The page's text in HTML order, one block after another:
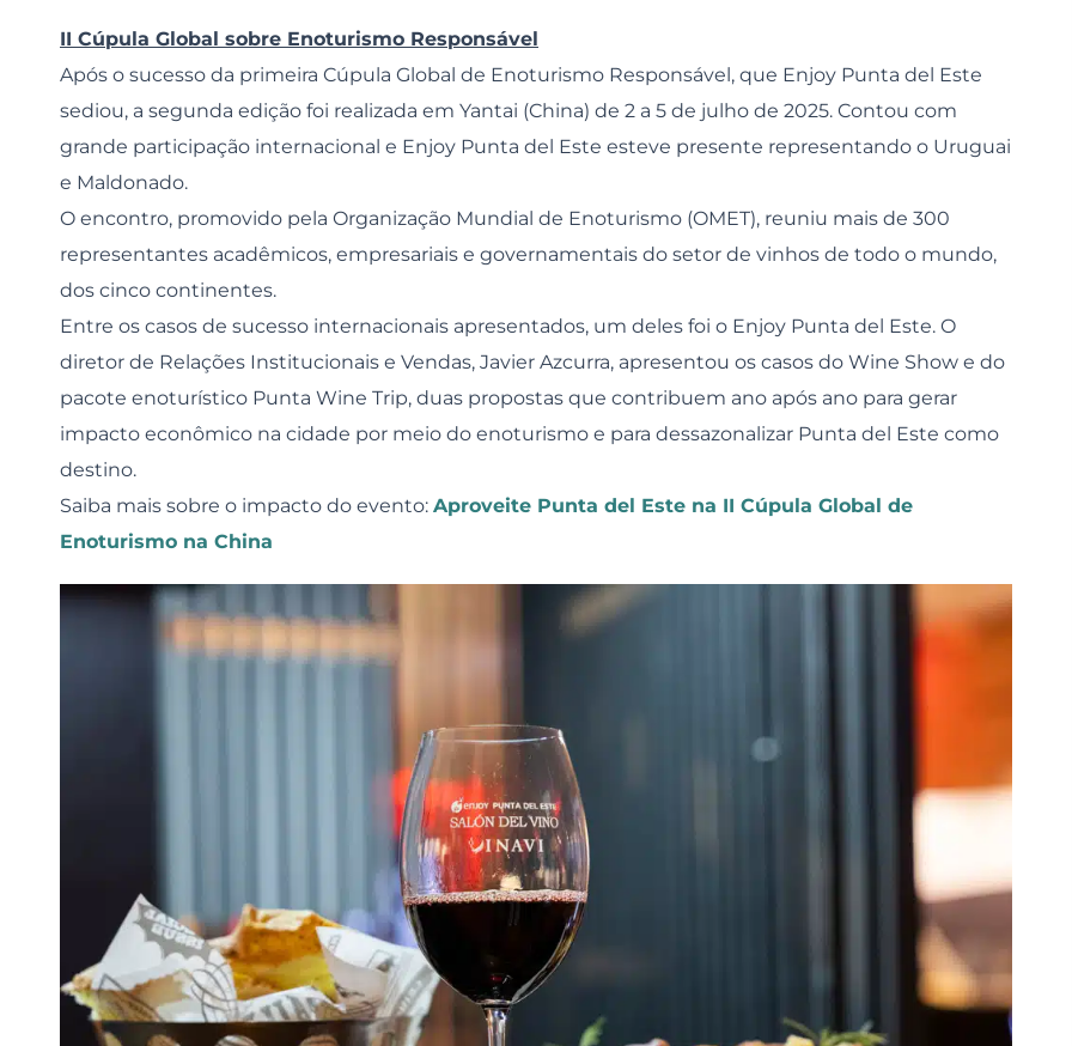
II Cúpula Global sobre Enoturismo Responsável
Após o sucesso da primeira Cúpula Global de Enoturismo Responsável, que Enjoy Punta del Este
sediou, a segunda edição foi realizada em Yantai (China) de 2 a 5 de julho de 2025. Contou com
grande participação internacional e Enjoy Punta del Este esteve presente representando o Uruguai
e Maldonado.
O encontro, promovido pela Organização Mundial de Enoturismo (OMET), reuniu mais de 300
representantes acadêmicos, empresariais e governamentais do setor de vinhos de todo o mundo,
dos cinco continentes.
Entre os casos de sucesso internacionais apresentados, um deles foi o Enjoy Punta del Este. O
diretor de Relações Institucionais e Vendas, Javier Azcurra, apresentou os casos do Wine Show e do
pacote enoturístico Punta Wine Trip, duas propostas que contribuem ano após ano para gerar
impacto econômico na cidade por meio do enoturismo e para dessazonalizar Punta del Este como
destino.
Saiba mais sobre o impacto do evento: Aproveite Punta del Este na II Cúpula Global de
Enoturismo na China